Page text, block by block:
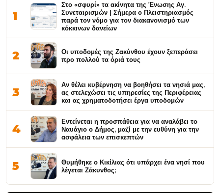
1
Στο «σφυρί» τα ακίνητα της Ένωσης Αγ.
Συνεταιρισμών | Σήμερα ο Πλειστηριασμός
παρά τον νόμο για τον διακανονισμό των
κόκκινων δανείων
2
Οι υποδομές της Ζακύνθου έχουν ξεπεράσει
προ πολλού τα όριά τους
3
Αν θέλει κυβέρνηση να βοηθήσει τα νησιά μας,
ας στελεχώσει τις υπηρεσίες της Περιφέρειας
και ας χρηματοδοτήσει έργα υποδομών
4
Εντείνεται η προσπάθεια για να αναλάβει το
Ναυάγιο ο Δήμος, μαζί με την ευθύνη για την
ασφάλεια των επισκεπτών
5
Θυμήθηκε ο Κικίλιας ότι υπάρχει ένα νησί που
λέγεται Ζάκυνθος;